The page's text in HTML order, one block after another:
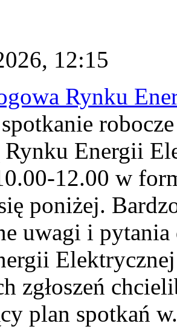
12:15
Rynku
Energii
12.00 w
poniżej.
uwagi i
zgłoszeń
plan spotkań